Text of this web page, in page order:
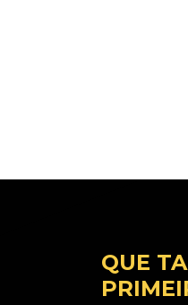
QUE